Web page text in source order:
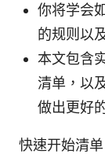
你将学会
的规则以
本文包含
清单，以
做出更好
快速开始清单